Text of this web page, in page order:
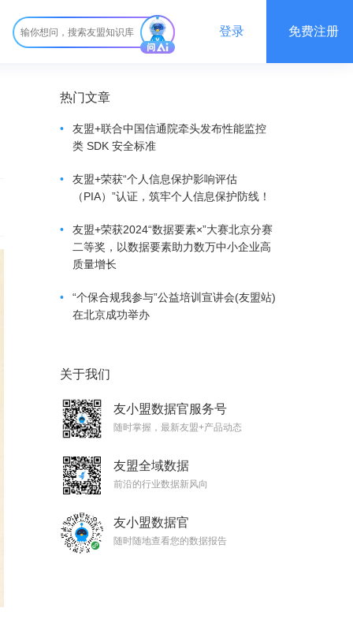
登录 免费注册
热门文章
•
友盟+联合中国信通院牵头发布性能监控
类 SDK 安全标准
•
友盟+荣获“个人信息保护影响评估
（PIA）”认证，筑牢个人信息保护防线！
•
友盟+荣获2024“数据要素×”大赛北京分赛
二等奖，以数据要素助力数万中小企业高
质量增长
•
“个保合规我参与”公益培训宣讲会(友盟站)
在北京成功举办
关于我们
友小盟数据官服务号
随时掌握，最新友盟+产品动态
友盟全域数据
前沿的行业数据新风向
友小盟数据官
随时随地查看您的数据报告